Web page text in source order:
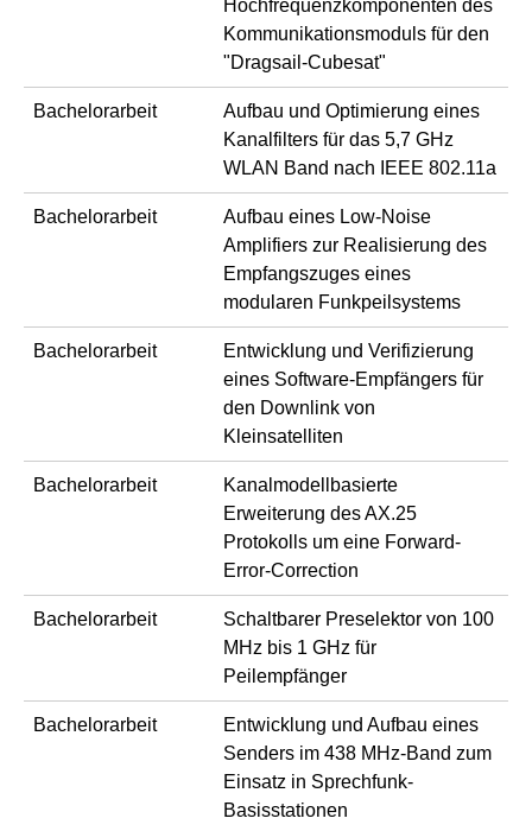
Hochfrequenzkomponenten des
Kommunikationsmoduls für den
"Dragsail-Cubesat"
Bachelorarbeit
Aufbau und Optimierung eines
Kanalfilters für das 5,7 GHz
WLAN Band nach IEEE 802.11a
Bachelorarbeit
Aufbau eines Low-Noise
Amplifiers zur Realisierung des
Empfangszuges eines
modularen Funkpeilsystems
Bachelorarbeit
Entwicklung und Verifizierung
eines Software-Empfängers für
den Downlink von
Kleinsatelliten
Bachelorarbeit
Kanalmodellbasierte
Erweiterung des AX.25
Protokolls um eine Forward-
Error-Correction
Bachelorarbeit
Schaltbarer Preselektor von 100
MHz bis 1 GHz für
Peilempfänger
Bachelorarbeit
Entwicklung und Aufbau eines
Senders im 438 MHz-Band zum
Einsatz in Sprechfunk-
Basisstationen